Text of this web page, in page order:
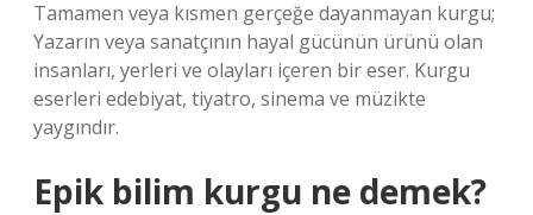
Tamamen veya kısmen gerçeğe dayanmayan kurgu;
Yazarın veya sanatçının hayal gücünün ürünü olan
insanları, yerleri ve olayları içeren bir eser. Kurgu
eserleri edebiyat, tiyatro, sinema ve müzikte
yaygındır.
Epik bilim kurgu ne demek?